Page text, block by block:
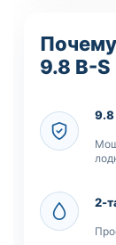
9.8 B-S
9.8
2-